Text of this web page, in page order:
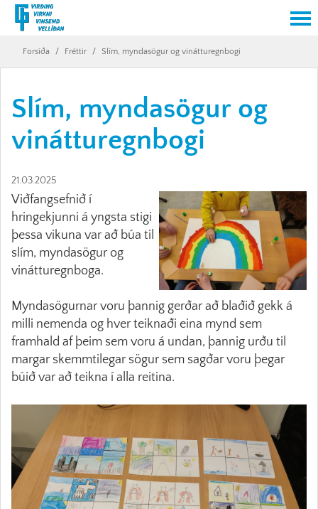
Forsíða / Fréttir / Slím, myndasögur og vinátturegnbogi
Slím, myndasögur og
vinátturegnbogi
21.03.2025
Viðfangsefnið í
hringekjunni á yngsta stigi
þessa vikuna var að búa til
slím, myndasögur og
vinátturegnboga.
Myndasögurnar voru þannig gerðar að blaðið gekk á
milli nemenda og hver teiknaði eina mynd sem
framhald af þeim sem voru á undan, þannig urðu til
margar skemmtilegar sögur sem sagðar voru þegar
búið var að teikna í alla reitina.